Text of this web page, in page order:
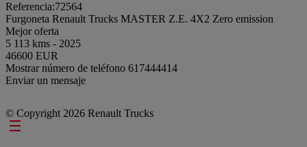
Referencia:72564
Furgoneta Renault Trucks MASTER Z.E. 4X2 Zero emission
Mejor oferta
5 113 kms - 2025
46600 EUR
Mostrar número de teléfono 617444414
Enviar un mensaje
© Copyright 2026 Renault Trucks
Footer